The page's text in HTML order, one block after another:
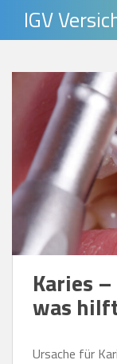
IGV
Karies
was
Ursache für